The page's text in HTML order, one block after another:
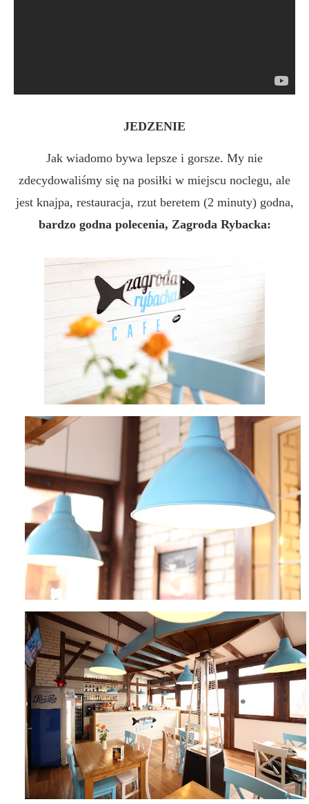
JEDZENIE
Jak wiadomo bywa lepsze i gorsze. My nie
zdecydowaliśmy się na posiłki w miejscu noclegu, ale
jest knajpa, restauracja, rzut beretem (2 minuty) godna,
bardzo godna polecenia, Zagroda Rybacka: